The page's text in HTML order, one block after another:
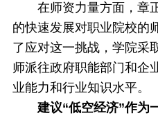
在师资力量方面，章
的快速发展对职业院校的
了应对这一挑战，学院采
师派往政府职能部门和企
业能力和行业知识水平。
建议“低空经济”作为